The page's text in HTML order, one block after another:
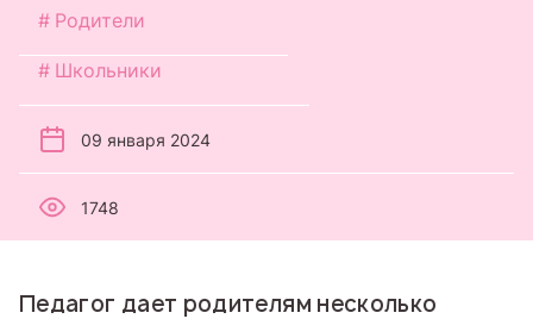
Родители
Школьники
09 января 2024
1748
Педагог дает родителям несколько